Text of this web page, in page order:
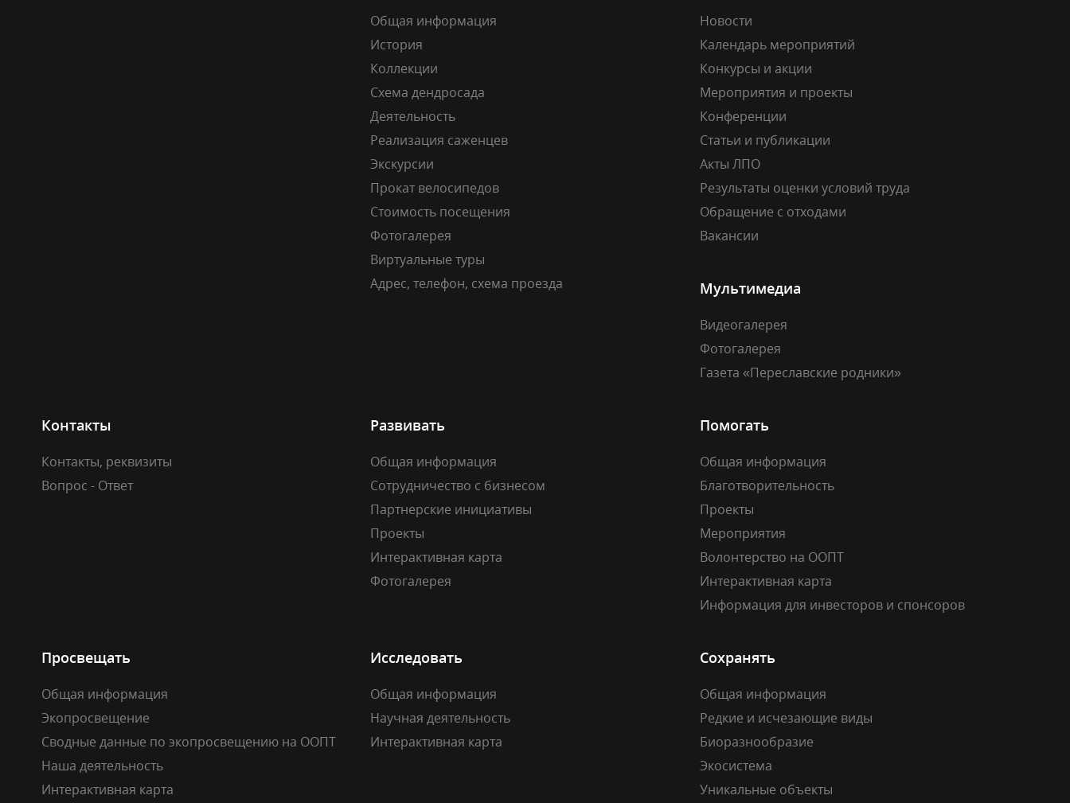
Общая информация
История
Коллекции
Схема дендросада
Деятельность
Реализация саженцев
Экскурсии
Прокат велосипедов
Стоимость посещения
Фотогалерея
Виртуальные туры
Адрес, телефон, схема проезда
Новости
Календарь мероприятий
Конкурсы и акции
Мероприятия и проекты
Конференции
Статьи и публикации
Акты ЛПО
Результаты оценки условий труда
Обращение с отходами
Вакансии
Мультимедиа
Видеогалерея
Фотогалерея
Газета «Переславские родники»
Контакты
Контакты, реквизиты
Вопрос - Ответ
Развивать
Общая информация
Сотрудничество с бизнесом
Партнерские инициативы
Проекты
Интерактивная карта
Фотогалерея
Помогать
Общая информация
Благотворительность
Проекты
Мероприятия
Волонтерство на ООПТ
Интерактивная карта
Информация для инвесторов и спонсоров
Просвещать
Общая информация
Экопросвещение
Сводные данные по экопросвещению на ООПТ
Наша деятельность
Интерактивная карта
Исследовать
Общая информация
Научная деятельность
Интерактивная карта
Сохранять
Общая информация
Редкие и исчезающие виды
Биоразнообразие
Экосистема
Уникальные объекты